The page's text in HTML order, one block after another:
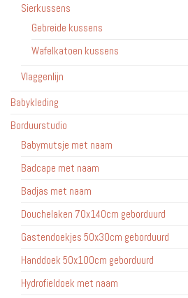
Sierkussens
Gebreide kussens
Wafelkatoen kussens
Vlaggenlijn
Babykleding
Borduurstudio
Babymutsje met naam
Badcape met naam
Badjas met naam
Douchelaken 70x140cm geborduurd
Gastendoekjes 50x30cm geborduurd
Handdoek 50x100cm geborduurd
Hydrofieldoek met naam